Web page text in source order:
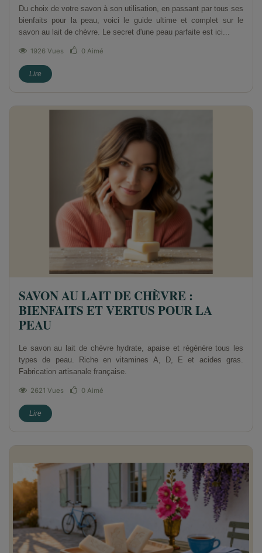
1926 Vues 0 Aimé
Du choix de votre savon à son utilisation, en passant par tous ses
bienfaits pour la peau, voici le guide ultime et complet sur le
savon au lait de chèvre. Le secret d'une peau parfaite est ici...
Lire
SAVON AU LAIT DE CHÈVRE :
BIENFAITS ET VERTUS POUR LA
PEAU
2621 Vues 0 Aimé
Le savon au lait de chèvre hydrate, apaise et régénère tous les
types de peau. Riche en vitamines A, D, E et acides gras.
Fabrication artisanale française.
Lire